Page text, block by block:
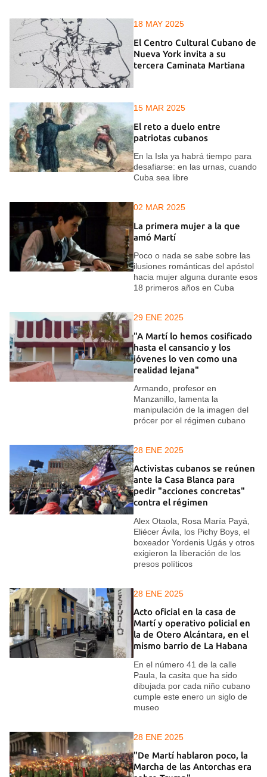
18 MAY 2025
El Centro Cultural Cubano de
Nueva York invita a su
tercera Caminata Martiana
15 MAR 2025
El reto a duelo entre
patriotas cubanos
En la Isla ya habrá tiempo para
desafiarse: en las urnas, cuando
Cuba sea libre
02 MAR 2025
La primera mujer a la que
amó Martí
Poco o nada se sabe sobre las
ilusiones románticas del apóstol
hacia mujer alguna durante esos
18 primeros años en Cuba
29 ENE 2025
"A Martí lo hemos cosificado
hasta el cansancio y los
jóvenes lo ven como una
realidad lejana"
Armando, profesor en
Manzanillo, lamenta la
manipulación de la imagen del
prócer por el régimen cubano
28 ENE 2025
Activistas cubanos se reúnen
ante la Casa Blanca para
pedir "acciones concretas"
contra el régimen
Alex Otaola, Rosa María Payá,
Eliécer Ávila, los Pichy Boys, el
boxeador Yordenis Ugás y otros
exigieron la liberación de los
presos políticos
28 ENE 2025
Acto oficial en la casa de
Martí y operativo policial en
la de Otero Alcántara, en el
mismo barrio de La Habana
En el número 41 de la calle
Paula, la casita que ha sido
dibujada por cada niño cubano
cumple este enero un siglo de
museo
28 ENE 2025
"De Martí hablaron poco, la
Marcha de las Antorchas era